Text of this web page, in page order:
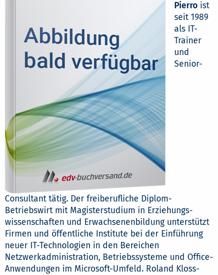
Pierroist
seit 1989
als IT-
Trainer
und
Senior-
Consultant tätig. Der freiberufliche Diplom-
Betriebswirt mit Magisterstudium in Erziehungs-
wissenschaften und Erwachsenenbildung unterstützt
Firmen und öffentliche Institute bei der Einführung
neuer IT-Technologien in den Bereichen
Netzwerkadministration, Betriebssysteme und Office-
Anwendungen im Microsoft-Umfeld. Roland Kloss-